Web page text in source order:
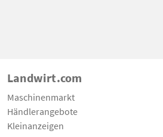
Landwirt.com
Maschinenmarkt
Händlerangebote
Kleinanzeigen